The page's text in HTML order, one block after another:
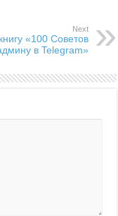
Next
«100 Советов
в Telegram»